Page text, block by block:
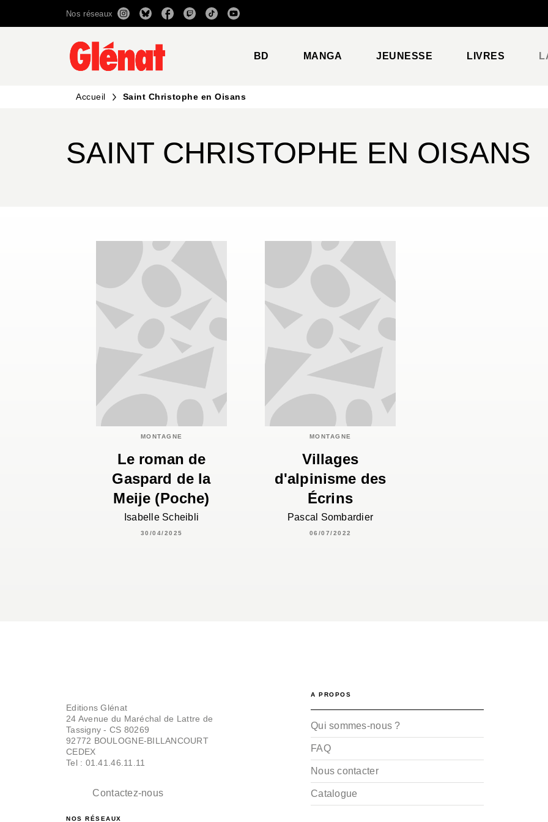
RECHERCHE CONTENU
Nos réseaux
BD MANGA JEUNESSE LIVRES
Accueil Saint Christophe en Oisans
SAINT CHRISTOPHE EN OISANS
MONTAGNE
Le roman de
Gaspard de la
Meije (Poche)
Isabelle Scheibli
30/04/2025
MONTAGNE
Villages
d'alpinisme des
Écrins
Pascal Sombardier
06/07/2022
Editions Glénat
24 Avenue du Maréchal de Lattre de
Tassigny - CS 80269
92772 BOULOGNE-BILLANCOURT
CEDEX
Tel : 01.41.46.11.11
Contactez-nous
NOS RÉSEAUX
A PROPOS
Qui sommes-nous ?
FAQ
Nous contacter
Catalogue